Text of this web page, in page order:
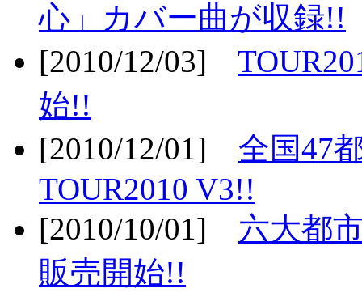
心」カバー曲が収録!!
[2010/12/03]
始!!
[2010/12/01] 全国47
TOUR2010 V3!!
[2010/10/01] 六大都
販売開始!!